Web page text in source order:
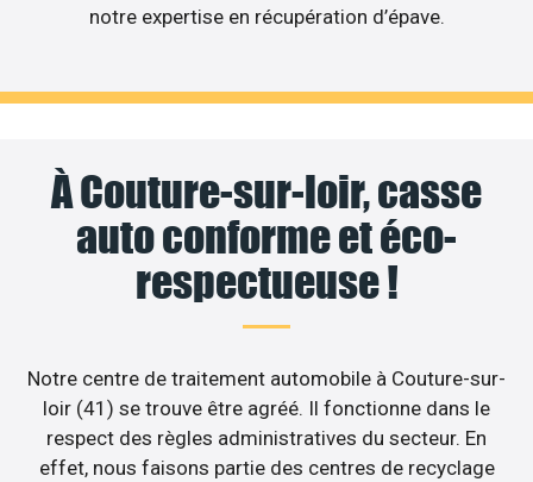
notre expertise en récupération d’épave.
À Couture-sur-loir, casse
auto conforme et éco-
respectueuse !
Notre centre de traitement automobile à Couture-sur-
loir (41) se trouve être agréé. Il fonctionne dans le
respect des règles administratives du secteur. En
effet, nous faisons partie des centres de recyclage